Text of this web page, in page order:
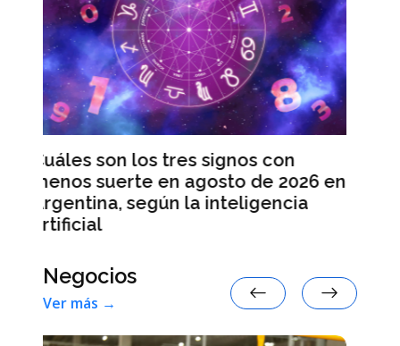
en
Leapmotor B10, el vehículo para
pasajeros 100 % eléctrico más
vendido en España en julio
Negocios
Ver más →